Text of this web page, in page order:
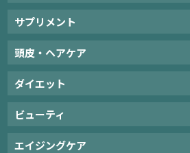
サプリメント
頭皮・ヘアケア
ダイエット
ビューティ
エイジングケア